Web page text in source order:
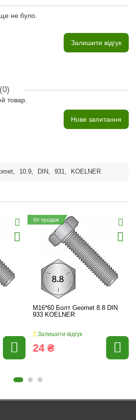
не було.
Залишити відгук
(0)
товар.
Нове запитання
, 10.9, DIN, 931, KOELNER
Хіт продаж
M16*60 Болт Geomet 8.8 DIN
933 KOELNER
Залишити відгук
24 ₴